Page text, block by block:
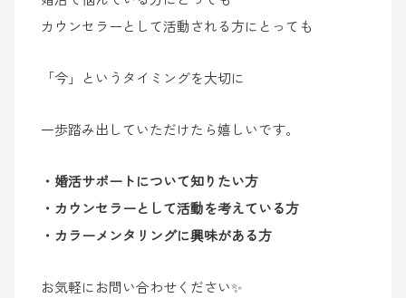
カウンセラーとして活動される方にとっても
「今」というタイミングを大切に
一歩踏み出していただけたら嬉しいです。
・婚活サポートについて知りたい方
・カウンセラーとして活動を考えている方
・カラーメンタリングに興味がある方
お気軽にお問い合わせください✨